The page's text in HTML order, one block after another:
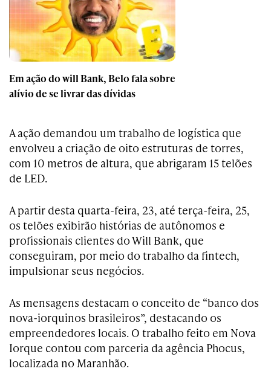
Em ação do will Bank, Belo fala sobre
alívio de se livrar das dívidas
A ação demandou um trabalho de logística que
envolveu a criação de oito estruturas de torres,
com 10 metros de altura, que abrigaram 15 telões
de LED.
A partir desta quarta-feira, 23, até terça-feira, 25,
os telões exibirão histórias de autônomos e
profissionais clientes do Will Bank, que
conseguiram, por meio do trabalho da fintech,
impulsionar seus negócios.
As mensagens destacam o conceito de “banco dos
nova-iorquinos brasileiros”, destacando os
empreendedores locais. O trabalho feito em Nova
Iorque contou com parceria da agência Phocus,
localizada no Maranhão.